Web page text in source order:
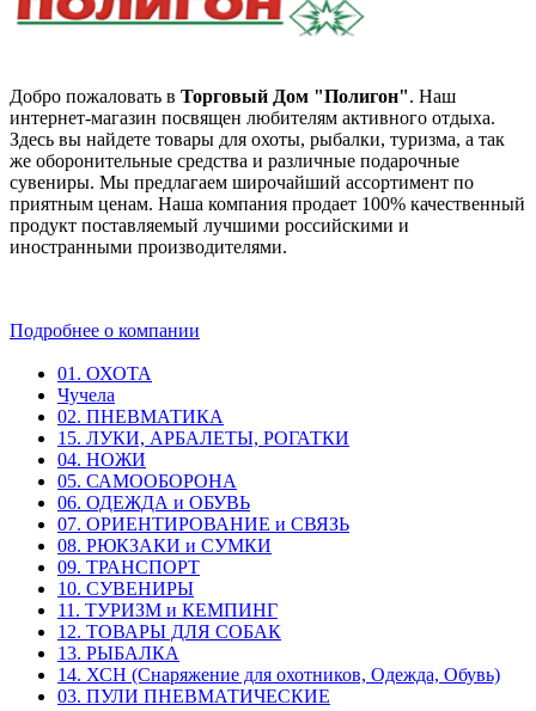
Добро пожаловать в Торговый Дом "Полигон". Наш
интернет-магазин посвящен любителям активного отдыха.
Здесь вы найдете товары для охоты, рыбалки, туризма, а так
же оборонительные средства и различные подарочные
сувениры. Мы предлагаем широчайший ассортимент по
приятным ценам. Наша компания продает 100% качественный
продукт поставляемый лучшими российскими и
иностранными производителями.
Подробнее о компании
01. ОХОТА
Чучела
02. ПНЕВМАТИКА
15. ЛУКИ, АРБАЛЕТЫ, РОГАТКИ
04. НОЖИ
05. САМООБОРОНА
06. ОДЕЖДА и ОБУВЬ
07. ОРИЕНТИРОВАНИЕ и СВЯЗЬ
08. РЮКЗАКИ и СУМКИ
09. ТРАНСПОРТ
10. СУВЕНИРЫ
11. ТУРИЗМ и КЕМПИНГ
12. ТОВАРЫ ДЛЯ СОБАК
13. РЫБАЛКА
14. ХСН (Снаряжение для охотников, Одежда, Обувь)
03. ПУЛИ ПНЕВМАТИЧЕСКИЕ